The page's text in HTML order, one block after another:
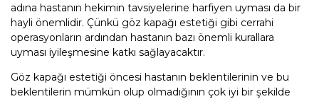
adına hastanın hekimin tavsiyelerine harfiyen uyması da bir
hayli önemlidir. Çünkü göz kapağı estetiği gibi cerrahi
operasyonların ardından hastanın bazı önemli kurallara
uyması iyileşmesine katkı sağlayacaktır.
Göz kapağı estetiği öncesi hastanın beklentilerinin ve bu
beklentilerin mümkün olup olmadığının çok iyi bir şekilde